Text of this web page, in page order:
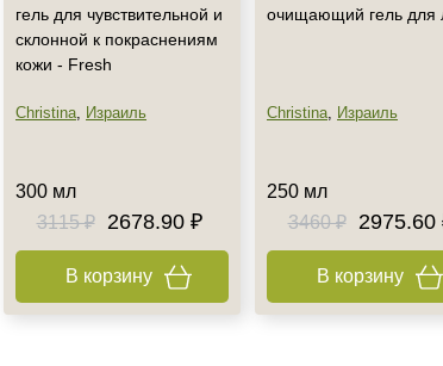
гель для чувствительной и
склонной к покраснениям
кожи - Fresh
Christina, Израиль
300 мл
3115 ₽
2678.90 ₽
В корзину
очищающий гель для
Christina, Израиль
250 мл
3460 ₽
2975.60
В корзину